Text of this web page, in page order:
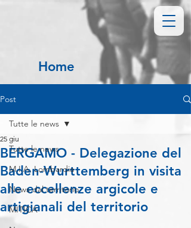
Home
Post
Tutte le news
M.I.A. Lombardia
News dal territorio
MITICA
Tutte le news
BERGAMO - Delegazione del
Baden-Wurttemberg in visita
alle eccellenze argicole e
artigianali del territorio
25 giu